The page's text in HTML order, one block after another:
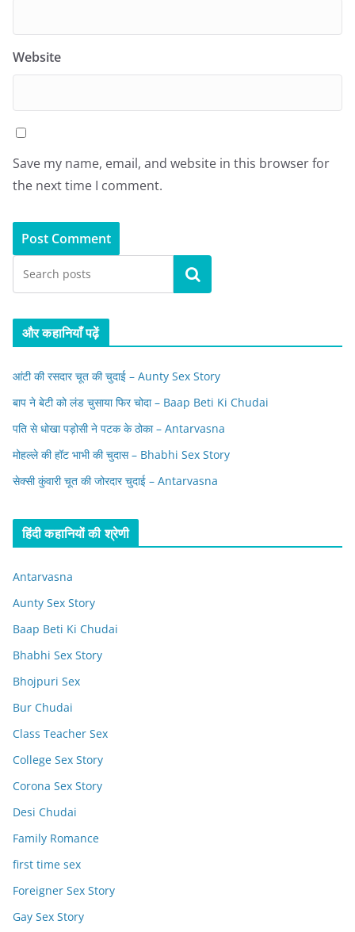
Website
Save my name, email, and website in this browser for
the next time I comment.
Search
और कहानियाँ पढ़ें
आंटी की रसदार चूत की चुदाई – Aunty Sex Story
बाप ने बेटी को लंड चुसाया फिर चोदा – Baap Beti Ki Chudai
पति से धोखा पड़ोसी ने पटक के ठोका – Antarvasna
मोहल्ले की हॉट भाभी की चुदास – Bhabhi Sex Story
सेक्सी कुंवारी चूत की जोरदार चुदाई – Antarvasna
हिंदी कहानियों की श्रेणी
Antarvasna
Aunty Sex Story
Baap Beti Ki Chudai
Bhabhi Sex Story
Bhojpuri Sex
Bur Chudai
Class Teacher Sex
College Sex Story
Corona Sex Story
Desi Chudai
Family Romance
first time sex
Foreigner Sex Story
Gay Sex Story